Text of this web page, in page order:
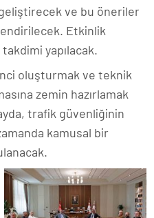
geliştirecek ve bu öneriler
Etkinlik
yapılacak.
oluşturmak ve teknik
zemin hazırlamak
trafik güvenliğinin
kamusal bir